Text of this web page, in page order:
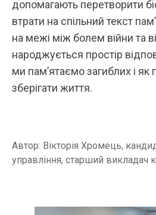
допомагають перетворити
втрати на спільний текст
на межі між болем війни та
народжується простір
ми пам’ятаємо загиблих і
зберігати життя.
Автор: Вікторія Хромець,
управління, старший викладач